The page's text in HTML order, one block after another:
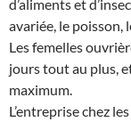
d’aliments et
avariée, le poisson,
Les femelles
jours tout au plus,
maximum.
L’entreprise chez